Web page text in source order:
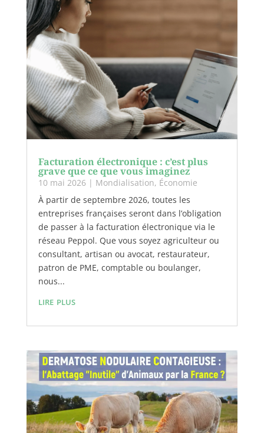
Facturation électronique : c’est plus
grave que ce que vous imaginez
10 mai 2026| Mondialisation, Économie
À partir de septembre 2026, toutes les
entreprises françaises seront dans l’obligation
de passer à la facturation électronique via le
réseau Peppol. Que vous soyez agriculteur ou
consultant, artisan ou avocat, restaurateur,
patron de PME, comptable ou boulanger,
nous...
lire plus